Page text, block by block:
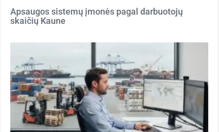
Apsaugos sistemų įmonės pagal darbuotojų
skaičių Kaune